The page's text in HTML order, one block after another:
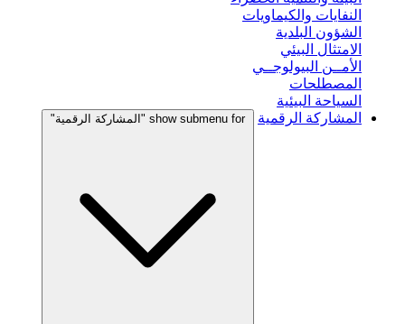
النفايات والكيماويات
الشؤون البلدية
الامتثال البيئي
الأمــن البيولوجــي
المصطلحات
السياحة البيئية
المشاركة الرقمية
show submenu for "المشاركة الرقمية"